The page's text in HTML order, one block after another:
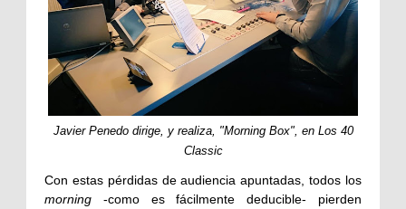
Javier Penedo dirige, y realiza, "Morning Box", en Los 40
Classic
Con estas pérdidas de audiencia apuntadas, todos los
morning -como es fácilmente deducible- pierden